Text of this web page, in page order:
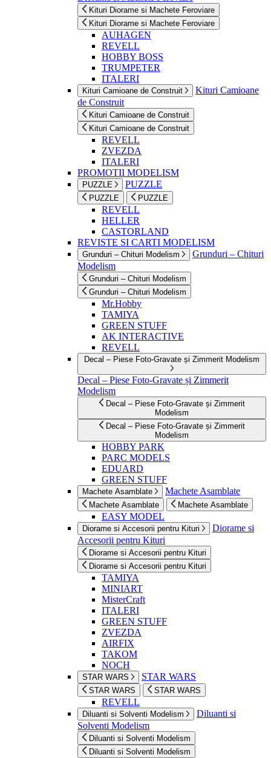
Kituri Diorame si Machete Feroviare
Kituri Diorame si Machete Feroviare
AUHAGEN
REVELL
HOBBY BOSS
TRUMPETER
ITALERI
Kituri Camioane de Construit
Kituri Camioane
de Construit
Kituri Camioane de Construit
Kituri Camioane de Construit
REVELL
ZVEZDA
ITALERI
PROMOTII MODELISM
PUZZLE PUZZLE
PUZZLE PUZZLE
REVELL
HELLER
CASTORLAND
REVISTE SI CARTI MODELISM
Grunduri – Chituri Modelism
Grunduri – Chituri
Modelism
Grunduri – Chituri Modelism
Grunduri – Chituri Modelism
Mr.Hobby
TAMIYA
GREEN STUFF
AK INTERACTIVE
REVELL
Decal – Piese Foto-Gravate și Zimmerit Modelism
Decal – Piese Foto-Gravate și Zimmerit
Modelism
Decal – Piese Foto-Gravate și Zimmerit
Modelism
Decal – Piese Foto-Gravate și Zimmerit
Modelism
HOBBY PARK
PARC MODELS
EDUARD
GREEN STUFF
Machete Asamblate Machete Asamblate
Machete Asamblate Machete Asamblate
EASY MODEL
Diorame si Accesorii pentru Kituri
Diorame si
Accesorii pentru Kituri
Diorame si Accesorii pentru Kituri
Diorame si Accesorii pentru Kituri
TAMIYA
MINIART
MisterCraft
ITALERI
GREEN STUFF
ZVEZDA
AIRFIX
TAKOM
NOCH
STAR WARS STAR WARS
STAR WARS STAR WARS
REVELL
Diluanti si Solventi Modelism
Diluanti si
Solventi Modelism
Diluanti si Solventi Modelism
Diluanti si Solventi Modelism